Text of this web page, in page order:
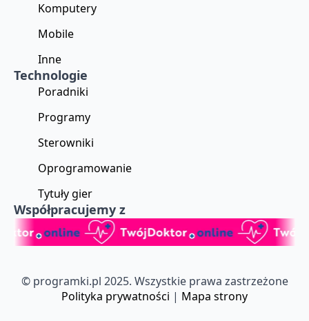
Komputery
Mobile
Inne
Technologie
Poradniki
Programy
Sterowniki
Oprogramowanie
Tytuły gier
Współpracujemy z
© programki.pl 2025. Wszystkie prawa zastrzeżone
Polityka prywatności | Mapa strony